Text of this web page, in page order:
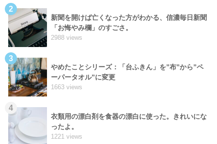
2
新聞を開けば亡くなった方がわかる、信濃毎日新聞
「お悔やみ欄」のすごさ。
2988 views
3
やめたことシリーズ：「台ふきん」を”布”から”ペ
ーパータオル”に変更
1663 views
4
衣類用の漂白剤を食器の漂白に使った。きれいにな
ったよ。
1221 views